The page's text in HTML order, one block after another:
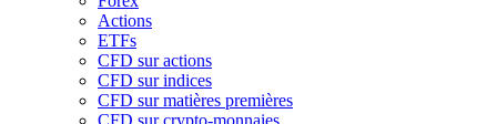
Actions
ETFs
CFD sur actions
CFD sur indices
CFD sur matières premières
CFD sur crypto-monnaies